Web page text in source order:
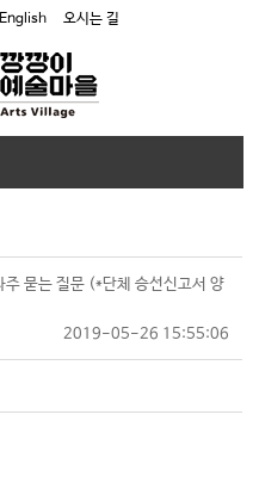
English 오시는 길
주 묻는 질문 (*단체 승선신고서 양
2019-05-26 15:55:06